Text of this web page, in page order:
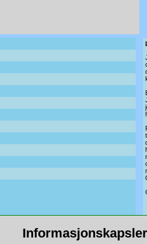
Arkiv
Informasjonskapsler